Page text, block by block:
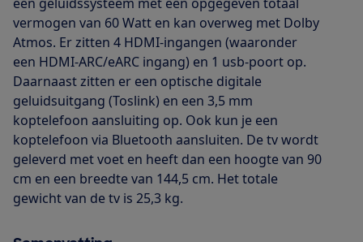
vermogen van 60 Watt en kan overweg met Dolby
Atmos. Er zitten 4 HDMI-ingangen (waaronder
een HDMI-ARC/eARC ingang) en 1 usb-poort op.
Daarnaast zitten er een optische digitale
geluidsuitgang (Toslink) en een 3,5 mm
koptelefoon aansluiting op. Ook kun je een
koptelefoon via Bluetooth aansluiten. De tv wordt
geleverd met voet en heeft dan een hoogte van 90
cm en een breedte van 144,5 cm. Het totale
gewicht van de tv is 25,3 kg.